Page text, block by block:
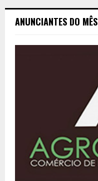
ANUNCIANTES DO MÊS